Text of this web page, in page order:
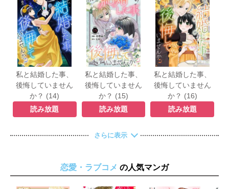
私と結婚した事、
後悔していません
か？ (14)
読み放題
私と結婚した事、
後悔していません
か？ (15)
読み放題
私と結婚した事、
後悔していません
か？ (16)
読み放題
さらに表示
恋愛・ラブコメ の人気マンガ